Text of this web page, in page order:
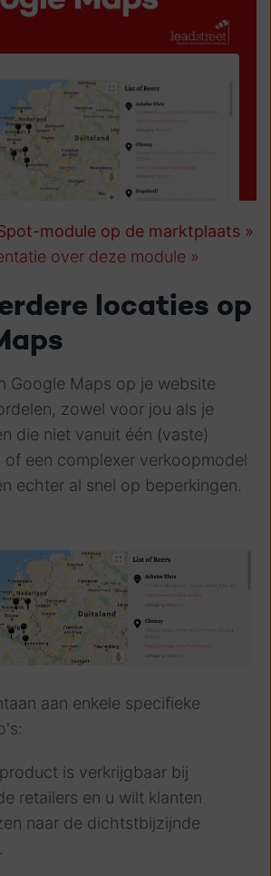
module op de marktplaats »
over deze module »
locaties op
Google Maps op je website
zowel voor jou als je
die niet vanuit één (vaste)
of een complexer verkoopmodel
echter al snel op beperkingen.
aan enkele specifieke
is verkrijgbaar bij
retailers en u wilt klanten
naar de dichtstbijzijnde